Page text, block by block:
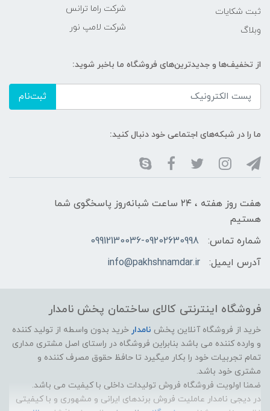
ثبت شکایات
وبلاگ
شرکت راما ترانس
شرکت لامپ نور
از تخفیف‌ها و جدیدترین‌های فروشگاه ما باخبر شوید:
ثبت‌نام
ما را در شبکه‌های اجتماعی خود دنبال کنید:
هفت روز هفته ، ۲۴ ساعت شبانه‌روز پاسخگوی شما
هستیم
شماره تماس:
09912130036-09202630998
آدرس ایمیل:
info@pakhshnamdar.ir
فروشگاه اینترنتی کالای ساختمان پخش نامدار
خرید از فروشگاه آنلاین پخش نامدار خرید بدون واسطه از تولید کننده
و وارده کننده می باشد بنابراین فروشگاه در راستای اصل مشتری مداری
تمام تجربیات خود را بکار میگیرد تا حافظ حقوق مصرف کننده و
مشتری خود باشد.
ضمنا اولویت فروشگاه فروش تولیدات داخلی با کیفیت می باشد.
در دیجی نامدار عاملیت فروش برندهای ایرانی و مشهوری و با کیفیتی